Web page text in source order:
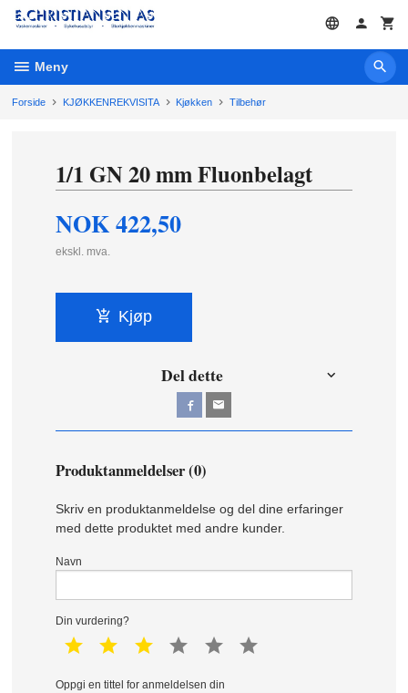
Gå
innholdet
Meny
Forside KJØKKENREKVISITA Kjøkken Tilbehør
1/1 GN 20 mm Fluonbelagt
NOK422,50
ekskl. mva.
Kjøp
Del dette
Produktanmeldelser (0)
Skriv en produktanmeldelse og del dine erfaringer
med dette produktet med andre kunder.
Navn
Din vurdering?
1 star 2 star 3 star 4 star 5 star
Oppgi en tittel for anmeldelsen din